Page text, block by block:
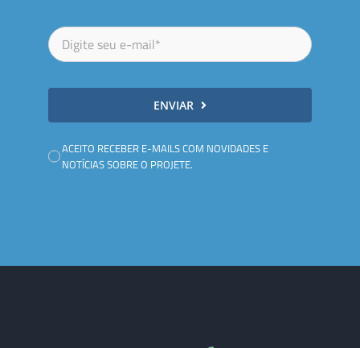
ENVIAR
ACEITO RECEBER E-MAILS COM NOVIDADES E
NOTÍCIAS SOBRE O PROJETE.